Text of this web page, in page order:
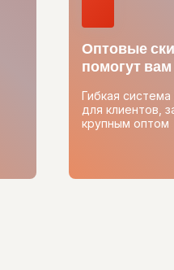
Оптовые
помогут вам
Гибкая
для клиентов,
крупным оптом